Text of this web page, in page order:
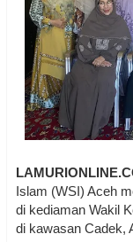
Islam (WSI) Aceh
di kediaman Wakil
di kawasan Cadek,